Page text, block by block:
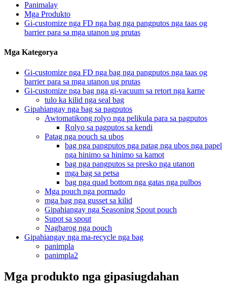
Panimalay
Mga Produkto
Gi-customize nga FD nga bag nga pangputos nga taas og
barrier para sa mga utanon ug prutas
Mga Kategorya
Gi-customize nga FD nga bag nga pangputos nga taas og
barrier para sa mga utanon ug prutas
Gi-customize nga bag nga gi-vacuum sa retort nga karne
tulo ka kilid nga seal bag
Gipahiangay nga bag sa pagputos
Awtomatikong rolyo nga pelikula para sa pagputos
Rolyo sa pagputos sa kendi
Patag nga pouch sa ubos
bag nga pangputos nga patag nga ubos nga papel
nga hinimo sa hinimo sa kamot
bag nga pangputos sa presko nga utanon
mga bag sa petsa
bag nga quad bottom nga gatas nga pulbos
Mga pouch nga pormado
mga bag nga gusset sa kilid
Gipahiangay nga Seasoning Spout pouch
Supot sa spout
Nagbarog nga pouch
Gipahiangay nga ma-recycle nga bag
panimpla
panimpla2
Mga produkto nga gipasiugdahan